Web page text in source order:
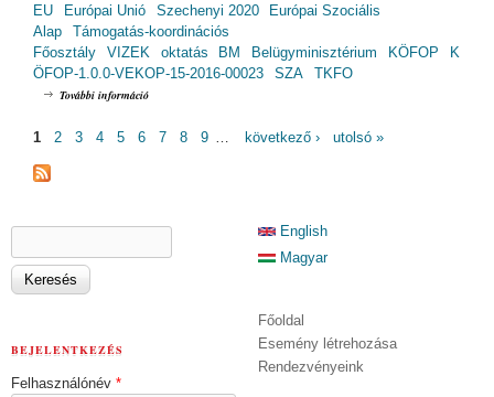
EU
Európai Unió Szechenyi 2020
Európai Szociális
Alap
Támogatás-koordinációs
Főosztály
VIZEK oktatás BM Belügyminisztérium KÖFOP
K
ÖFOP-1.0.0-VEKOP-15-2016-00023
SZA TKFO
További információ
OLDALAK
1 2 3 4 5 6 7 8 9 következő › utolsó »
KERESÉS ŰRLAP
BEJELENTKEZÉS
Felhasználónév *
English
Magyar
Főoldal
Esemény létrehozása
Rendezvényeink